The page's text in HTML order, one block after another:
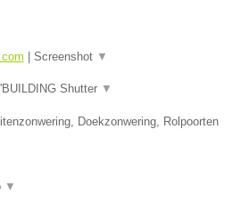
Screenshot ▼
Shutter ▼
Doekzonwering, Rolpoorten
▼